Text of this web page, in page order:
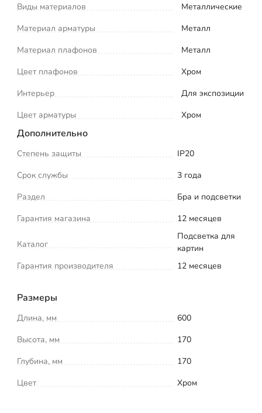
Виды материалов
Металлические
Материал арматуры
Металл
Материал плафонов
Металл
Цвет плафонов
Хром
Интерьер
Для экспозиции
Цвет арматуры
Хром
Дополнительно
Степень защиты
IP20
Срок службы
3 года
Раздел
Бра и подсветки
Гарантия магазина
12 месяцев
Каталог
Подсветка для
картин
Гарантия производителя
12 месяцев
Размеры
Длина, мм
600
Высота, мм
170
Глубина, мм
170
Цвет
Хром